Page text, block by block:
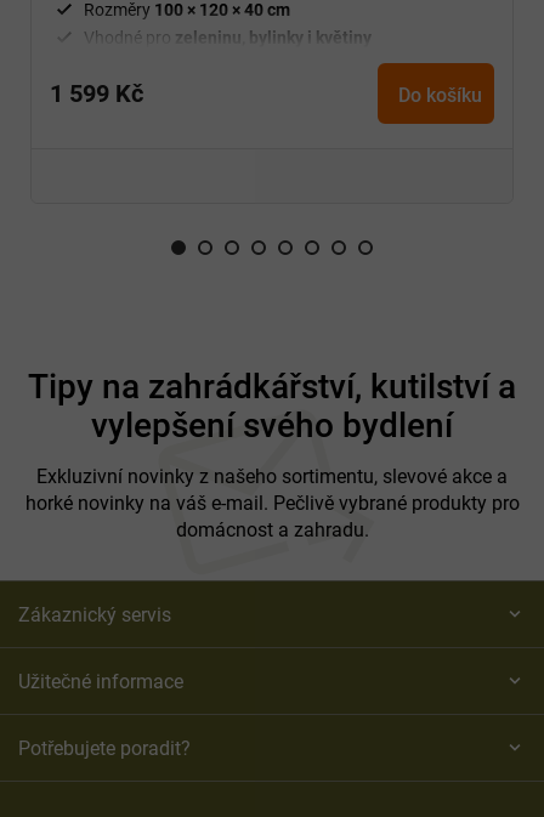
Rozměry 100 × 120 × 40 cm
Vhodné pro zeleninu, bylinky i květiny
1 599 Kč Do košíku
Tipy na zahrádkářství, kutilství a
vylepšení svého bydlení
Exkluzivní novinky z našeho sortimentu, slevové akce a
horké novinky na váš e-mail. Pečlivě vybrané produkty pro
domácnost a zahradu.
Zákaznický servis
Užitečné informace
Potřebujete poradit?